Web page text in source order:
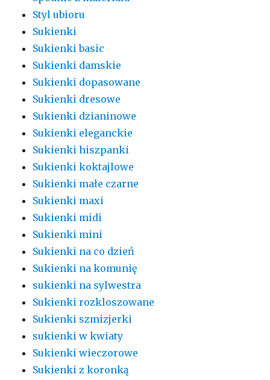
Styl ubioru
Sukienki
Sukienki basic
Sukienki damskie
Sukienki dopasowane
Sukienki dresowe
Sukienki dzianinowe
Sukienki eleganckie
Sukienki hiszpanki
Sukienki koktajlowe
Sukienki małe czarne
Sukienki maxi
Sukienki midi
Sukienki mini
Sukienki na co dzień
Sukienki na komunię
sukienki na sylwestra
Sukienki rozkloszowane
Sukienki szmizjerki
sukienki w kwiaty
Sukienki wieczorowe
Sukienki z koronką